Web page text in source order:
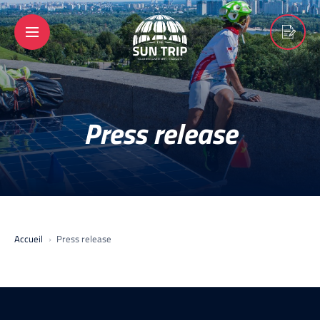
Press release
Accueil Press release